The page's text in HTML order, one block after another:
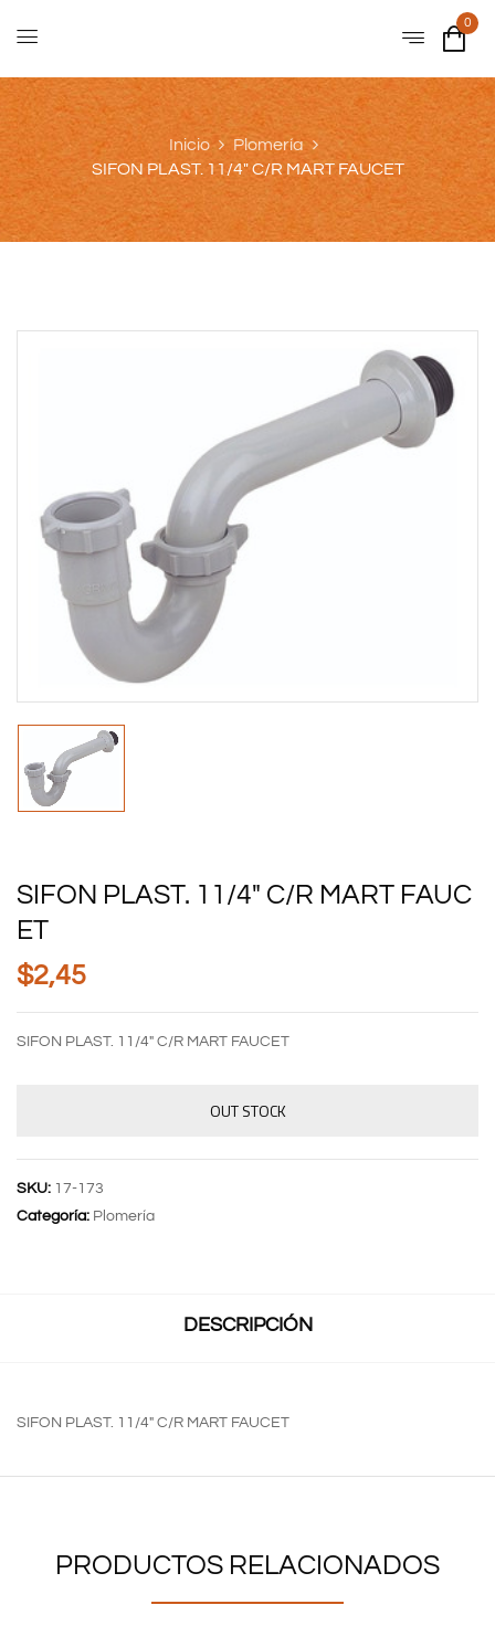
0
Inicio
Plomería
SIFON PLAST. 11/4″ C/R MART FAUCET
SIFON PLAST. 11/4″ C/R MART FAUC
ET
$2,45
SIFON PLAST. 11/4″ C/R MART FAUCET
OUT STOCK
SKU: 17-173
Categoría: Plomería
DESCRIPCIÓN
SIFON PLAST. 11/4″ C/R MART FAUCET
PRODUCTOS RELACIONADOS